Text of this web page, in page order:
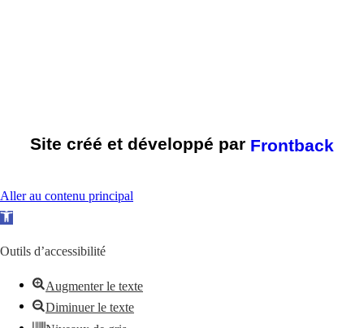
Site créé et développé par Frontback
Aller au contenu principal
O
v
Outils d’accessibilité
Augmenter le texte
Diminuer le texte